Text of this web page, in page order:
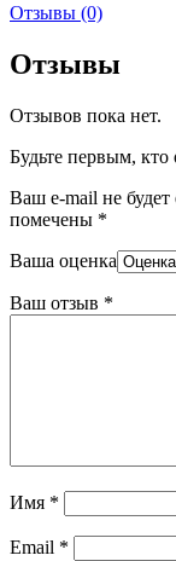
Отзывы (0)
Отзывы
Отзывов пока нет.
Будьте первым,
Ваш e-mail не будет
помечены *
Ваша оценка
Ваш отзыв *
Имя *
Email *